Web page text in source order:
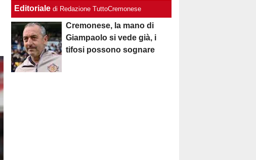
Editoriale di Redazione TuttoCremonese
Cremonese, la mano di
Giampaolo si vede già, i
tifosi possono sognare